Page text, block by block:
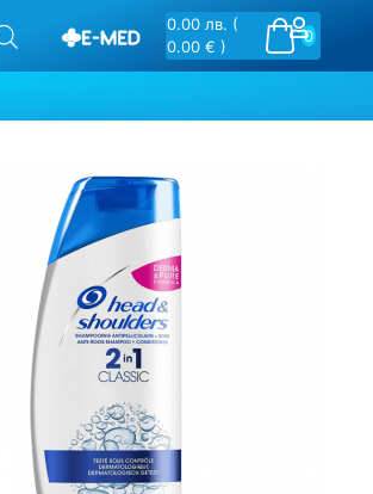
0
0.00 лв. (
0.00 € )